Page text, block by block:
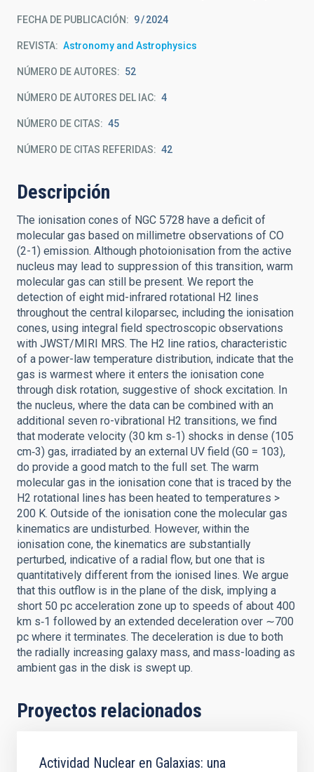
FECHA DE PUBLICACIÓN: 9 2024
REVISTA Astronomy and Astrophysics
NÚMERO DE AUTORES 52
NÚMERO DE AUTORES DEL IAC 4
NÚMERO DE CITAS 45
NÚMERO DE CITAS REFERIDAS 42
Descripción
The ionisation cones of NGC 5728 have a deficit of
molecular gas based on millimetre observations of CO
(2-1) emission. Although photoionisation from the active
nucleus may lead to suppression of this transition, warm
molecular gas can still be present. We report the
detection of eight mid-infrared rotational H2 lines
throughout the central kiloparsec, including the ionisation
cones, using integral field spectroscopic observations
with JWST/MIRI MRS. The H2 line ratios, characteristic
of a power-law temperature distribution, indicate that the
gas is warmest where it enters the ionisation cone
through disk rotation, suggestive of shock excitation. In
the nucleus, where the data can be combined with an
additional seven ro-vibrational H2 transitions, we find
that moderate velocity (30 km s‑1) shocks in dense (105
cm‑3) gas, irradiated by an external UV field (G0 = 103),
do provide a good match to the full set. The warm
molecular gas in the ionisation cone that is traced by the
H2 rotational lines has been heated to temperatures >
200 K. Outside of the ionisation cone the molecular gas
kinematics are undisturbed. However, within the
ionisation cone, the kinematics are substantially
perturbed, indicative of a radial flow, but one that is
quantitatively different from the ionised lines. We argue
that this outflow is in the plane of the disk, implying a
short 50 pc acceleration zone up to speeds of about 400
km s‑1 followed by an extended deceleration over ∼700
pc where it terminates. The deceleration is due to both
the radially increasing galaxy mass, and mass-loading as
ambient gas in the disk is swept up.
Proyectos relacionados
Actividad Nuclear en Galaxias: una